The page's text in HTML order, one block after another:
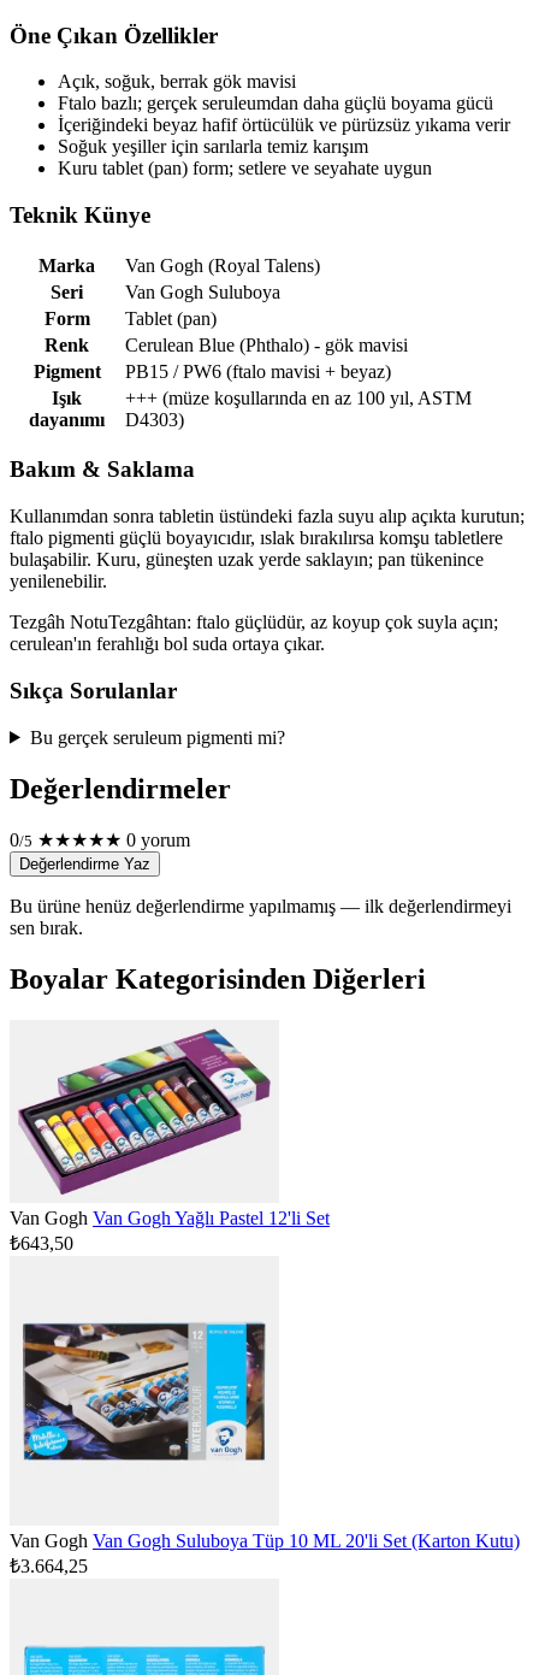
Öne Çıkan Özellikler
Açık, soğuk, berrak gök mavisi
Ftalo bazlı; gerçek seruleumdan daha güçlü boyama gücü
İçeriğindeki beyaz hafif örtücülük ve pürüzsüz yıkama verir
Soğuk yeşiller için sarılarla temiz karışım
Kuru tablet (pan) form; setlere ve seyahate uygun
Teknik Künye
Marka
Van Gogh (Royal Talens)
Seri
Van Gogh Suluboya
Form
Tablet (pan)
Renk
Cerulean Blue (Phthalo) - gök mavisi
Pigment
PB15 / PW6 (ftalo mavisi + beyaz)
Işık
dayanımı
+++ (müze koşullarında en az 100 yıl, ASTM
D4303)
Bakım & Saklama
Kullanımdan sonra tabletin üstündeki fazla suyu alıp açıkta kurutun;
ftalo pigmenti güçlü boyayıcıdır, ıslak bırakılırsa komşu tabletlere
bulaşabilir. Kuru, güneşten uzak yerde saklayın; pan tükenince
yenilenebilir.
Tezgâh NotuTezgâhtan: ftalo güçlüdür, az koyup çok suyla açın;
cerulean'ın ferahlığı bol suda ortaya çıkar.
Sıkça Sorulanlar
Bu gerçek seruleum pigmenti mi?
Değerlendirmeler
0/5 ★★★★★ 0 yorum
Değerlendirme Yaz
Bu ürüne henüz değerlendirme yapılmamış — ilk değerlendirmeyi
sen bırak.
Boyalar Kategorisinden Diğerleri
Van Gogh Van Gogh Yağlı Pastel 12'li Set
₺643,50
Van Gogh Van Gogh Suluboya Tüp 10 ML 20'li Set (Karton Kutu)
₺3.664,25